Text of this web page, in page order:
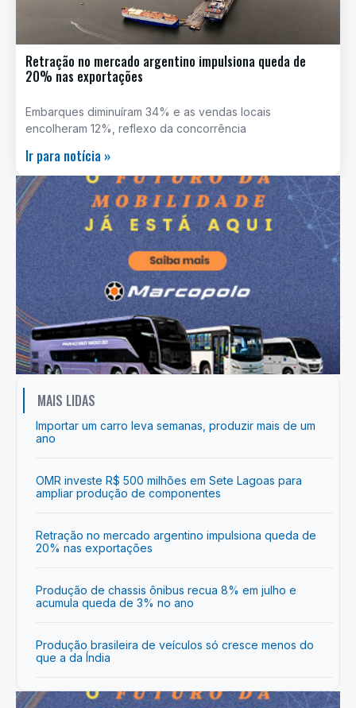
Retração no mercado argentino impulsiona queda de
20% nas exportações
Embarques diminuíram 34% e as vendas locais
encolheram 12%, reflexo da concorrência
Ir para notícia »
MAIS LIDAS
Importar um carro leva semanas, produzir mais de um
ano
OMR investe R$ 500 milhões em Sete Lagoas para
ampliar produção de componentes
Retração no mercado argentino impulsiona queda de
20% nas exportações
Produção de chassis ônibus recua 8% em julho e
acumula queda de 3% no ano
Produção brasileira de veículos só cresce menos do
que a da Índia